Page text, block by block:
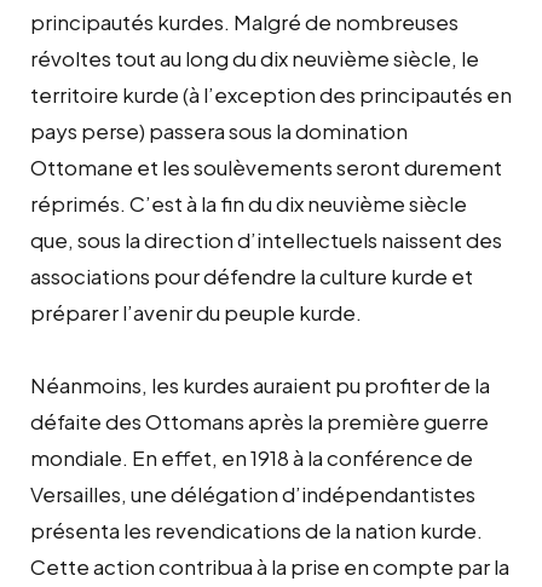
principautés kurdes. Malgré de nombreuses
révoltes tout au long du dix neuvième siècle, le
territoire kurde (à l’exception des principautés en
pays perse) passera sous la domination
Ottomane et les soulèvements seront durement
réprimés. C’est à la fin du dix neuvième siècle
que, sous la direction d’intellectuels naissent des
associations pour défendre la culture kurde et
préparer l’avenir du peuple kurde.
Néanmoins, les kurdes auraient pu profiter de la
défaite des Ottomans après la première guerre
mondiale. En effet, en 1918 à la conférence de
Versailles, une délégation d’indépendantistes
présenta les revendications de la nation kurde.
Cette action contribua à la prise en compte par la